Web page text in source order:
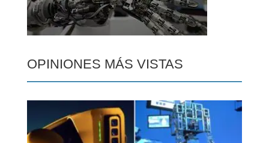
OPINIONES MÁS VISTAS